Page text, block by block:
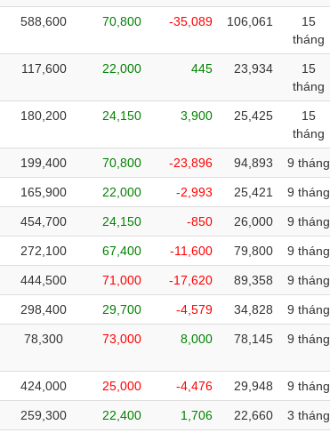
588,600 70,800 -35,089 106,061
15
tháng
117,600 22,000 445 23,934
15
tháng
180,200 24,150 3,900 25,425
15
tháng
199,400 70,800 -23,896 94,893 9 tháng
165,900 22,000 -2,993 25,421 9 tháng
454,700 24,150 -850 26,000 9 tháng
272,100 67,400 -11,600 79,800 9 tháng
444,500 71,000 -17,620 89,358 9 tháng
298,400 29,700 -4,579 34,828 9 tháng
78,300 73,000 8,000 78,145 9 tháng
424,000 25,000 -4,476 29,948 9 tháng
259,300 22,400 1,706 22,660 3 tháng